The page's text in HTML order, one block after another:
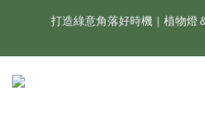
新會員享首購折 $100 優惠